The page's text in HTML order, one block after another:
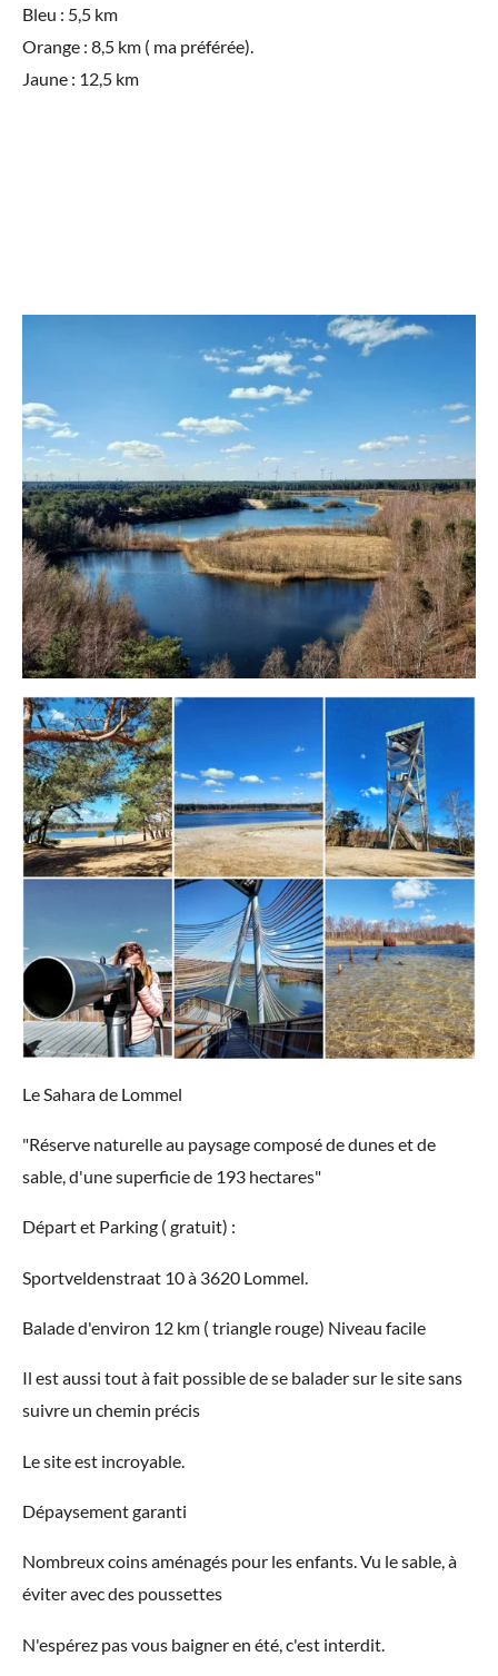
Bleu : 5,5 km
Orange : 8,5 km ( ma préférée).
Jaune : 12,5 km
Le Sahara de Lommel
"Réserve naturelle au paysage composé de dunes et de
sable, d'une superficie de 193 hectares"
Départ et Parking ( gratuit) :
Sportveldenstraat 10 à 3620 Lommel.
Balade d'environ 12 km ( triangle rouge) Niveau facile
Il est aussi tout à fait possible de se balader sur le site sans
suivre un chemin précis
Le site est incroyable.
Dépaysement garanti
Nombreux coins aménagés pour les enfants.Vu le sable, à
éviter avec des poussettes
N'espérez pas vous baigner en été, c'est interdit.